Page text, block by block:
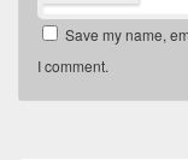
Save my name,
I comment.